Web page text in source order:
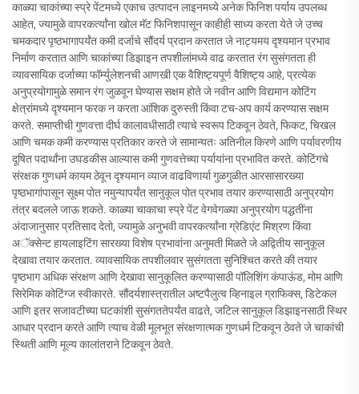
काळ्या चाकांच्या स्प्रे पेंटमध्ये एकाच उत्पादन लाइनमध्ये अनेक फिनिश पर्याय उपलब्ध
आहेत, ज्यामुळे वापरकर्त्यांना खोल मॅट फिनिशपासून काहीही साध्य करता येते जे उच्च
चमकदार पृष्ठभागापर्यंत कमी दर्जाचे सौंदर्य प्रदान करतात जे नाट्यमय दृश्यमान प्रभाव
निर्माण करतात आणि चाकांच्या डिझाइन तपशीलांमध्ये वाढ करतात रंग सुसंगतता ही
व्यावसायिक दर्जाच्या फॉर्म्युलेशनची आणखी एक वैशिष्ट्यपूर्ण वैशिष्ट्य आहे, प्रत्येक
अनुप्रयोगामुळे समान रंग जुळवून घेण्यास सक्षम होते जे नवीन आणि विद्यमान कोटिंग
क्षेत्रांमध्ये दृश्यमान फरक न करता आंशिक दुरुस्ती किंवा टच-अप कार्य करण्यास सक्षम
करते. समाप्तीची गुणवत्ता दीर्घ कालावधीसाठी त्याचे स्वरूप टिकवून ठेवते, फिकट, चिखल
आणि चमक कमी करण्यास प्रतिकार करते जे सामान्यतः अतिनील किरणे आणि पर्यावरणीय
दूषित पदार्थांना उघडकीस आल्यास कमी गुणवत्तेच्या पर्यायांना प्रभावित करते. कोटिंगचे
संरक्षक गुणधर्म कायम ठेवून दृश्यमान व्याज वाढविणार्या गुळगुळीत आरसासारख्या
पृष्ठभागांपासून सूक्ष्म पोत नमुन्यापर्यंत सानुकूल पोत प्रभाव तयार करण्यासाठी अनुप्रयोग
तंत्र बदलले जाऊ शकते. काळ्या चाकाचा स्प्रे पेंट वेगवेगळ्या अनुप्रयोग पद्धतींना
अंदाजानुसार प्रतिसाद देतो, ज्यामुळे अनुभवी वापरकर्त्यांना ग्रेडिएंट मिश्रण किंवा
अॅक्सेन्ट हायलाइटिंग सारख्या विशेष प्रभावांना अनुमती मिळते जे अद्वितीय सानुकूल
देखावा तयार करतात. व्यावसायिक तपशीलवार सुसंगतता सुनिश्चित करते की तयार
पृष्ठभाग अधिक संरक्षण आणि देखावा सानुकूलित करण्यासाठी पॉलिशिंग कंपाऊंड, मोम आणि
सिरेमिक कोटिंग्ज स्वीकारते. सौंदर्यशास्त्रातील अष्टपैलुत्व व्हिनाइल ग्राफिक्स, डिटेकल
आणि इतर सजावटीच्या घटकांशी सुसंगततेपर्यंत वाढते, जटिल सानुकूल डिझाइनसाठी स्थिर
आधार प्रदान करते आणि त्याच वेळी मूलभूत संरक्षणात्मक गुणधर्म टिकवून ठेवते जे चाकांची
स्थिती आणि मूल्य कालांतराने टिकवून ठेवते.